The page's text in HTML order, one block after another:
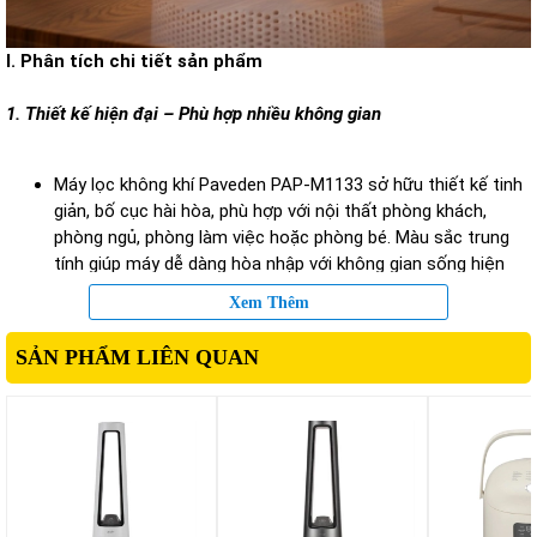
I. Phân tích chi tiết sản phẩm
1. Thiết kế hiện đại – Phù hợp nhiều không gian
Máy lọc không khí Paveden PAP-M1133 sở hữu thiết kế tinh
giản, bố cục hài hòa, phù hợp với nội thất phòng khách,
phòng ngủ, phòng làm việc hoặc phòng bé. Màu sắc trung
tính giúp máy dễ dàng hòa nhập với không gian sống hiện
Kích thước máy vừa phải, không chiếm nhiều diện tích sàn,
cho phép bạn dễ dàng đặt ở bàn, kệ hoặc góc phòng để tối
ưu hiệu quả lọc không khí.
2. Hệ thống lọc đa tầng – Loại bỏ bụi và chất gây hại
Cốt lõi hiệu quả của Paveden PAP-M1133 nằm ở hệ thống
Xem Thêm
SẢN PHẨM LIÊN QUAN